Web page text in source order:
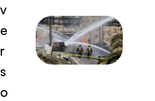
v
e
r
s
o